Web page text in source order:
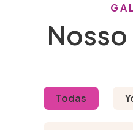
Todas